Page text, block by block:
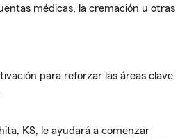
médicas, la cremación u otras
para reforzar las áreas clave
KS, le ayudará a comenzar